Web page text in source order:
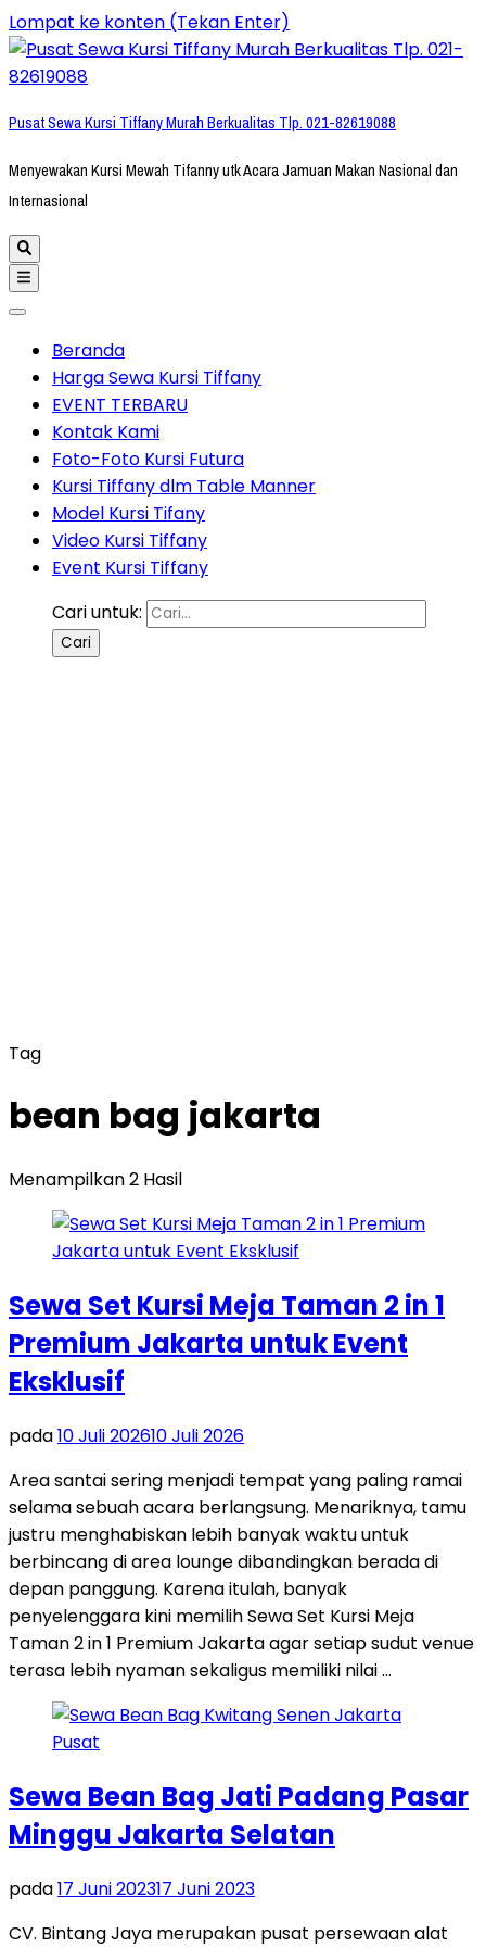
Lompat ke konten (Tekan Enter)
Pusat Sewa Kursi Tiffany Murah Berkualitas Tlp. 021-82619088
Menyewakan Kursi Mewah Tifanny utk Acara Jamuan Makan Nasional dan
Internasional
Beranda
Harga Sewa Kursi Tiffany
EVENT TERBARU
Kontak Kami
Foto-Foto Kursi Futura
Kursi Tiffany dlm Table Manner
Model Kursi Tifany
Video Kursi Tiffany
Event Kursi Tiffany
Cari untuk:
Tag
bean bag jakarta
Menampilkan 2 Hasil
Sewa Set Kursi Meja Taman 2 in 1
Premium Jakarta untuk Event
Eksklusif
pada10 Juli 202610 Juli 2026
Area santai sering menjadi tempat yang paling ramai
selama sebuah acara berlangsung. Menariknya, tamu
justru menghabiskan lebih banyak waktu untuk
berbincang di area lounge dibandingkan berada di
depan panggung. Karena itulah, banyak
penyelenggara kini memilih Sewa Set Kursi Meja
Taman 2 in 1 Premium Jakarta agar setiap sudut venue
terasa lebih nyaman sekaligus memiliki nilai …
Sewa Bean Bag Jati Padang Pasar
Minggu Jakarta Selatan
pada17 Juni 202317 Juni 2023
CV. Bintang Jaya merupakan pusat persewaan alat